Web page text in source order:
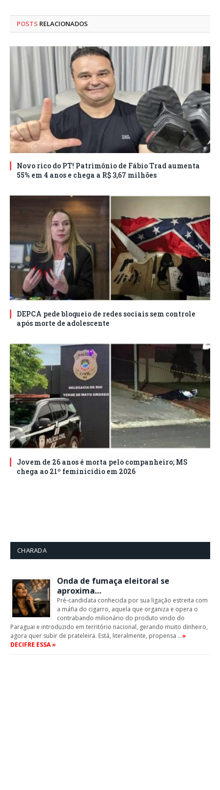
POSTS RELACIONADOS
Novo rico do PT! Patrimônio de Fábio Trad aumenta
55% em 4 anos e chega a R$ 3,67 milhões
DEPCA pede bloqueio de redes sociais sem controle
após morte de adolescente
Jovem de 26 anos é morta pelo companheiro; MS
chega ao 21º feminicídio em 2026
CHARADA
Onda de fumaça eleitoral se
aproxima…
Pré-candidata conhecida por sua ligação estreita com
a máfia do cigarro, aquela que organiza e opera o
contrabando milionário do produto vindo do
Paraguai e introduzido em território nacional, gerando muito dinheiro,
agora quer subir de prateleira. Está, literalmente, propensa …»
DECIFRE ESSA »